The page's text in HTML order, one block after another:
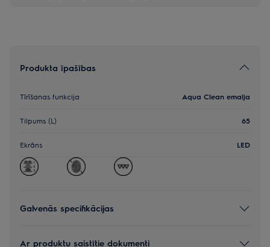
Produkta īpašības
Tīrīšanas funkcija Aqua Clean emalja
Tilpums (L) 65
Ekrāns LED
Galvenās specifikācijas
Ar produktu saistītie dokumenti